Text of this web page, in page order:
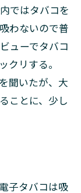
ではタバコを
わないので普
ューでタバコ
クリする。
聞いたが、大
ことに、少し
子タバコは吸